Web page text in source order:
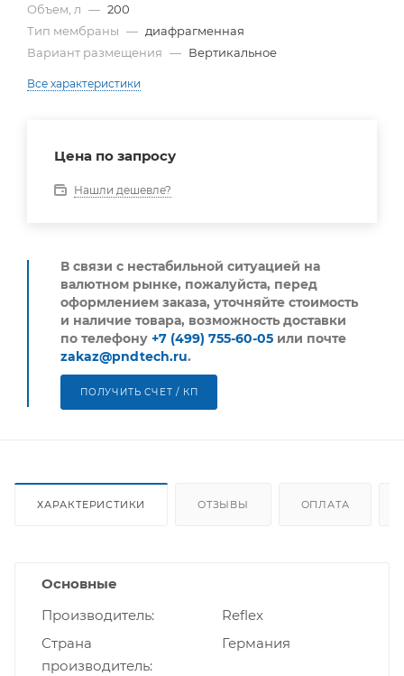
Объем, л — 200
Тип мембраны — диафрагменная
Вариант размещения — Вертикальное
Все характеристики
Цена по запросу
Нашли дешевле?
В связи с нестабильной ситуацией на
валютном рынке, пожалуйста, перед
оформлением заказа, уточняйте стоимость
и наличие товара, возможность доставки
по телефону +7 (499) 755-60-05 или почте
zakaz@pndtech.ru.
ПОЛУЧИТЬ СЧЕТ / КП
ХАРАКТЕРИСТИКИ ОТЗЫВЫ ОПЛАТА
Основные
Производитель
Reflex
Страна
производитель
Германия